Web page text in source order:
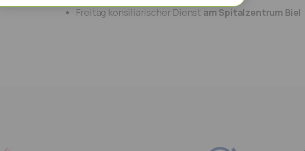
Freitag konsiliarischer Dienst am Spitalzentrum Biel